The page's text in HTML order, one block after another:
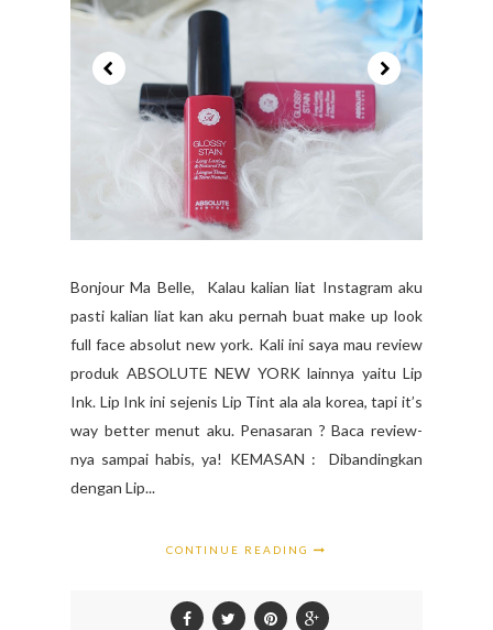
Bonjour Ma Belle, Kalau kalian liat Instagram aku
pasti kalian liat kan aku pernah buat make up look
full face absolut new york. Kali ini saya mau review
produk ABSOLUTE NEW YORK lainnya yaitu Lip
Ink. Lip Ink ini sejenis Lip Tint ala ala korea, tapi it’s
way better menut aku. Penasaran ? Baca review-
nya sampai habis, ya! KEMASAN : Dibandingkan
dengan Lip...
CONTINUE READING